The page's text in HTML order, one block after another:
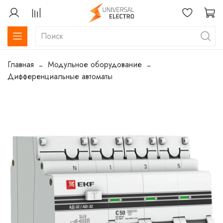
Главная
Модульное оборудование
Дифференциальные автоматы